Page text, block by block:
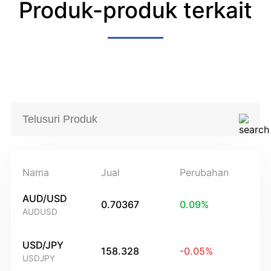
Produk-produk terkait
Nama Jual Perubahan
AUD/USD
AUDUSD
0.70367 0.09%
USD/JPY
USDJPY
158.328 -0.05%